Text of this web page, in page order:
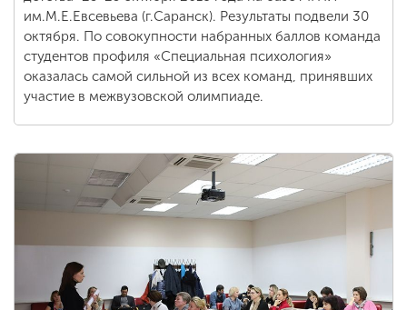
им.М.Е.Евсевьева (г.Саранск). Результаты подвели 30
октября. По совокупности набранных баллов команда
студентов профиля «Специальная психология»
оказалась самой сильной из всех команд, принявших
участие в межвузовской олимпиаде.